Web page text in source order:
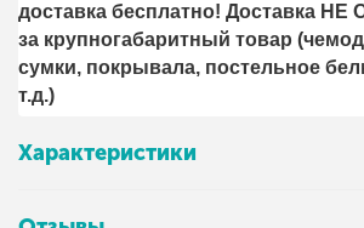
доставка бесплатно! Доставка
за крупногабаритный товар
сумки, покрывала, постельное
т.д.)
Характеристики